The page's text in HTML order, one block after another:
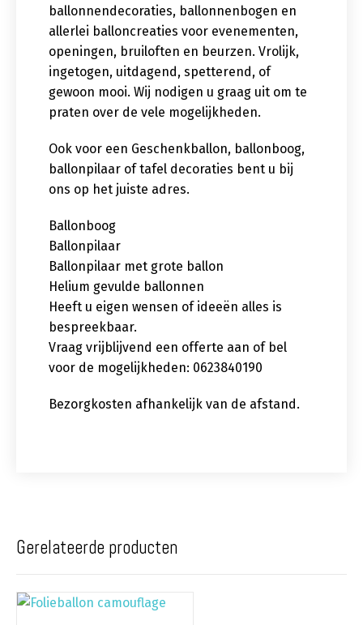
ballonnendecoraties, ballonnenbogen en
allerlei balloncreaties voor evenementen,
openingen, bruiloften en beurzen. Vrolijk,
ingetogen, uitdagend, spetterend, of
gewoon mooi. Wij nodigen u graag uit om te
praten over de vele mogelijkheden.
Ook voor een Geschenkballon, ballonboog,
ballonpilaar of tafel decoraties bent u bij
ons op het juiste adres.
Ballonboog
Ballonpilaar
Ballonpilaar met grote ballon
Helium gevulde ballonnen
Heeft u eigen wensen of ideeën alles is
bespreekbaar.
Vraag vrijblijvend een offerte aan of bel
voor de mogelijkheden: 0623840190
Bezorgkosten afhankelijk van de afstand.
Gerelateerde producten